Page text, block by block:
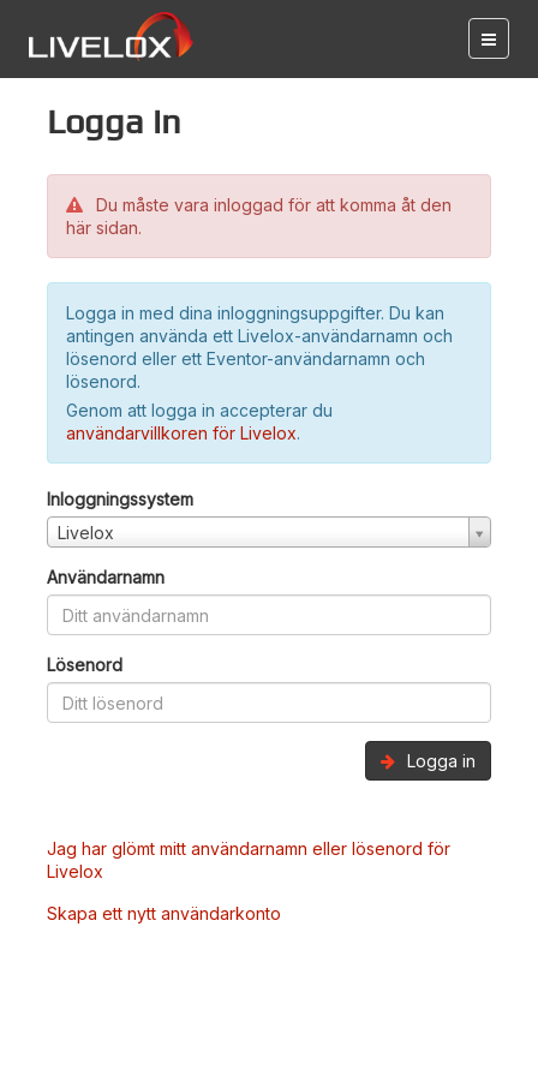
Logga in
Du måste vara inloggad för att komma åt den
här sidan.
Logga in med dina inloggningsuppgifter. Du kan
antingen använda ett Livelox-användarnamn och
lösenord eller ett Eventor-användarnamn och
lösenord.
Genom att logga in accepterar du
användarvillkoren för Livelox.
Inloggningssystem
Livelox
Användarnamn
Lösenord
Logga in
Jag har glömt mitt användarnamn eller lösenord för
Livelox
Skapa ett nytt användarkonto